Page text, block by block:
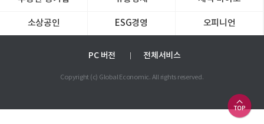
소상공인 ESG경영 오피니언
PC 버전 전체서비스
Copyright (c) Global Economic. All rights reserved.